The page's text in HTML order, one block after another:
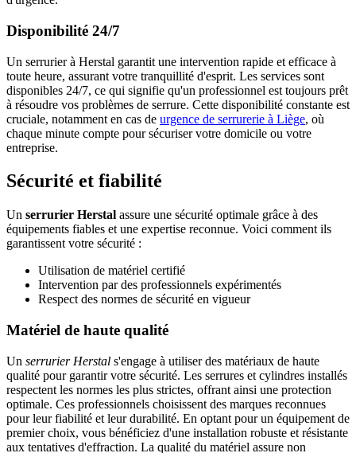
Disponibilité 24/7
Un serrurier à Herstal garantit une intervention rapide et efficace à
toute heure, assurant votre tranquillité d'esprit. Les services sont
disponibles 24/7, ce qui signifie qu'un professionnel est toujours prêt
à résoudre vos problèmes de serrure. Cette disponibilité constante est
cruciale, notamment en cas de urgence de serrurerie à Liège, où
chaque minute compte pour sécuriser votre domicile ou votre
entreprise.
Sécurité et fiabilité
Un serrurier Herstal assure une sécurité optimale grâce à des
équipements fiables et une expertise reconnue. Voici comment ils
garantissent votre sécurité :
Utilisation de matériel certifié
Intervention par des professionnels expérimentés
Respect des normes de sécurité en vigueur
Matériel de haute qualité
Un serrurier Herstal s'engage à utiliser des matériaux de haute
qualité pour garantir votre sécurité. Les serrures et cylindres installés
respectent les normes les plus strictes, offrant ainsi une protection
optimale. Ces professionnels choisissent des marques reconnues
pour leur fiabilité et leur durabilité. En optant pour un équipement de
premier choix, vous bénéficiez d'une installation robuste et résistante
aux tentatives d'effraction. La qualité du matériel assure non